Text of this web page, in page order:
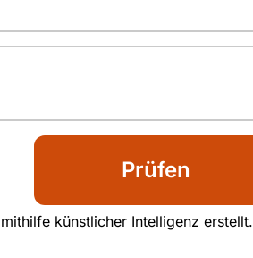
Prüfen
künstlicher Intelligenz erstellt.